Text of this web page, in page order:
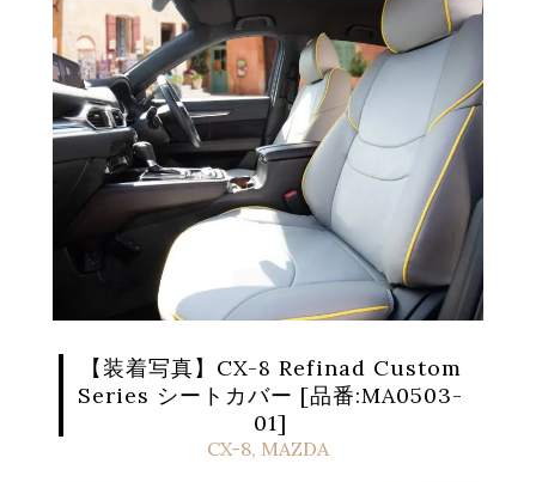
【装着写真】CX-8 Refinad Custom
Series シートカバー [品番:MA0503-
01]
CX-8, MAZDA